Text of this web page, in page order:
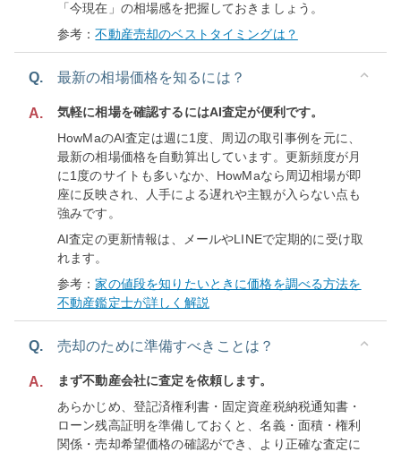
「今現在」の相場感を把握しておきましょう。
参考：不動産売却のベストタイミングは？
Q. 最新の相場価格を知るには？
A.
気軽に相場を確認するにはAI査定が便利です。
HowMaのAI査定は週に1度、周辺の取引事例を元に、
最新の相場価格を自動算出しています。更新頻度が月
に1度のサイトも多いなか、HowMaなら周辺相場が即
座に反映され、人手による遅れや主観が入らない点も
強みです。
AI査定の更新情報は、メールやLINEで定期的に受け取
れます。
参考：家の値段を知りたいときに価格を調べる方法を
不動産鑑定士が詳しく解説
Q. 売却のために準備すべきことは？
A.
まず不動産会社に査定を依頼します。
あらかじめ、登記済権利書・固定資産税納税通知書・
ローン残高証明を準備しておくと、名義・面積・権利
関係・売却希望価格の確認ができ、より正確な査定に